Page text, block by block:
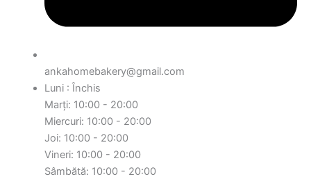
ankahomebakery@gmail.com
Luni : Închis
Marți: 10:00 - 20:00
Miercuri: 10:00 - 20:00
Joi: 10:00 - 20:00
Vineri: 10:00 - 20:00
Sâmbătă: 10:00 - 20:00